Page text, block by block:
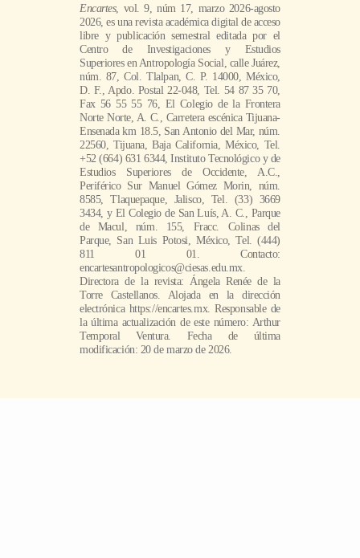
Encartes, vol. 9, núm 17, marzo 2026-agosto
2026, es una revista académica digital de acceso
libre y publicación semestral editada por el
Centro de Investigaciones y Estudios
Superiores en Antropología Social, calle Juárez,
núm. 87, Col. Tlalpan, C. P. 14000, México,
D. F., Apdo. Postal 22-048, Tel. 54 87 35 70,
Fax 56 55 55 76, El Colegio de la Frontera
Norte Norte, A. C., Carretera escénica Tijuana-
Ensenada km 18.5, San Antonio del Mar, núm.
22560, Tijuana, Baja California, México, Tel.
+52 (664) 631 6344, Instituto Tecnológico y de
Estudios Superiores de Occidente, A.C.,
Periférico Sur Manuel Gómez Morin, núm.
8585, Tlaquepaque, Jalisco, Tel. (33) 3669
3434, y El Colegio de San Luís, A. C., Parque
de Macul, núm. 155, Fracc. Colinas del
Parque, San Luis Potosi, México, Tel. (444)
811 01 01. Contacto:
encartesantropologicos@ciesas.edu.mx.
Directora de la revista: Ángela Renée de la
Torre Castellanos. Alojada en la dirección
electrónica https://encartes.mx. Responsable de
la última actualización de este número: Arthur
Temporal Ventura. Fecha de última
modificación: 20 de marzo de 2026.